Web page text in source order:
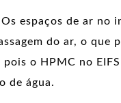
Os espaços de ar no
do ar, o que
o HPMC no
de água.